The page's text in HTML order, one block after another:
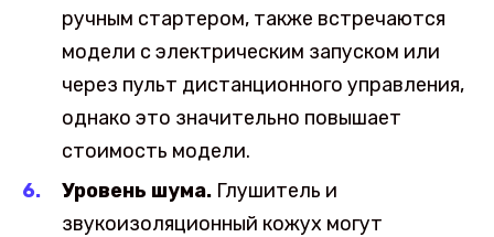
ручным стартером, также встречаются
модели с электрическим запуском или
через пульт дистанционного управления,
однако это значительно повышает
стоимость модели.
Уровень шума. Глушитель и
звукоизоляционный кожух могут